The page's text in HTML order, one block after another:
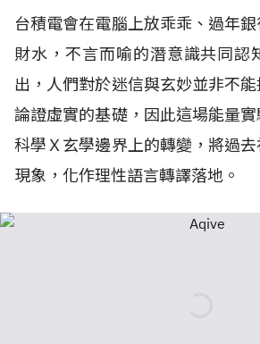
台積電會在電腦上放乖乖、過年
財水，不言而喻的潛意識共同認
出，人們對於迷信與玄妙並非不
論證虛實的基礎，因此這場能量
科學Ｘ玄學邊界上的轉變，將過
現象，化作理性語言轉譯落地。